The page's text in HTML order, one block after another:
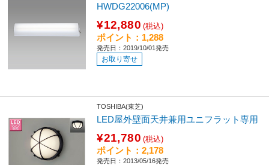
HWDG22006(MP)
¥12,880 (税込)
ポイント：1,288
発売日：2019/10/01発売
お取り寄せ
TOSHIBA(東芝)
LED屋外壁面天井兼用ユニフラット専用
¥21,780 (税込)
ポイント：2,178
発売日：2013/05/16発売